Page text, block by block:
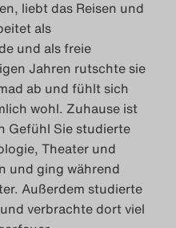
liebt das Reisen und
als
und als freie
Jahren rutschte sie
ab und fühlt sich
wohl. Zuhause ist
Gefühl Sie studierte
Theater und
und ging während
Außerdem studierte
verbrachte dort viel